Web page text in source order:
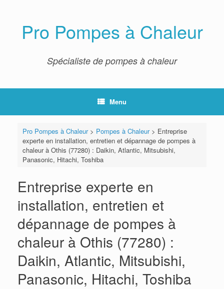
Pro Pompes à Chaleur
Spécialiste de pompes à chaleur
Menu
Pro Pompes à Chaleur> Pompes à Chaleur> Entreprise
experte en installation, entretien et dépannage de pompes à
chaleur à Othis (77280) : Daikin, Atlantic, Mitsubishi,
Panasonic, Hitachi, Toshiba
Entreprise experte en
installation, entretien et
dépannage de pompes à
chaleur à Othis (77280) :
Daikin, Atlantic, Mitsubishi,
Panasonic, Hitachi, Toshiba